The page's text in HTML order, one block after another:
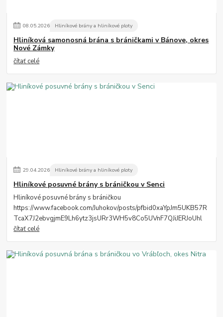
08.05.2026 Hliníkové brány a hliníkové ploty
Hliníková samonosná brána s bráničkami v Bánove, okres
Nové Zámky
čítať celé
29.04.2026 Hliníkové brány a hliníkové ploty
Hliníkové posuvné brány s bráničkou v Senci
Hliníkové posuvné brány s bráničkou
https://www.facebook.com/Juhokov/posts/pfbid0xaYpJm5UKB57R
TcaX7J2ebvgjmE9Lh6ytz3jsURr3WH5v8Co5UVnF7QJiJERJoUhl
čítať celé